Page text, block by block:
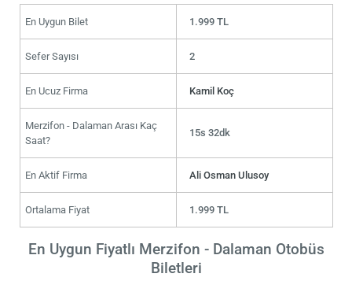
En Uygun Bilet 1.999 TL
Sefer Sayısı 2
En Ucuz Firma Kamil Koç
Merzifon - Dalaman Arası Kaç
Saat?
15s 32dk
En Aktif Firma Ali Osman Ulusoy
Ortalama Fiyat 1.999 TL
En Uygun Fiyatlı Merzifon - Dalaman Otobüs
Biletleri